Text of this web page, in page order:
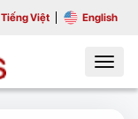
Tiếng Việt English